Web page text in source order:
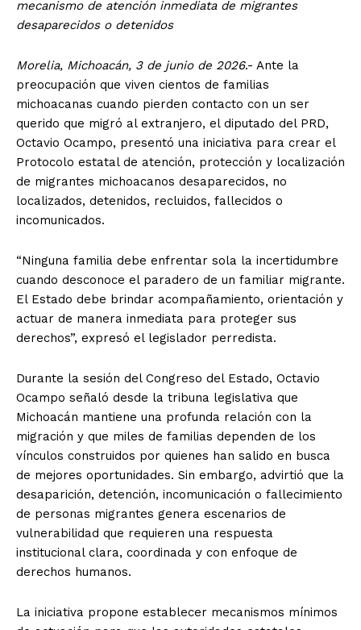
mecanismo de atención inmediata de migrantes
desaparecidos o detenidos
Morelia, Michoacán, 3 de junio de 2026.- Ante la
preocupación que viven cientos de familias
michoacanas cuando pierden contacto con un ser
querido que migró al extranjero, el diputado del PRD,
Octavio Ocampo, presentó una iniciativa para crear el
Protocolo estatal de atención, protección y localización
de migrantes michoacanos desaparecidos, no
localizados, detenidos, recluidos, fallecidos o
incomunicados.
“Ninguna familia debe enfrentar sola la incertidumbre
cuando desconoce el paradero de un familiar migrante.
El Estado debe brindar acompañamiento, orientación y
actuar de manera inmediata para proteger sus
derechos”, expresó el legislador perredista.
Durante la sesión del Congreso del Estado, Octavio
Ocampo señaló desde la tribuna legislativa que
Michoacán mantiene una profunda relación con la
migración y que miles de familias dependen de los
vínculos construidos por quienes han salido en busca
de mejores oportunidades. Sin embargo, advirtió que la
desaparición, detención, incomunicación o fallecimiento
de personas migrantes genera escenarios de
vulnerabilidad que requieren una respuesta
institucional clara, coordinada y con enfoque de
derechos humanos.
La iniciativa propone establecer mecanismos mínimos